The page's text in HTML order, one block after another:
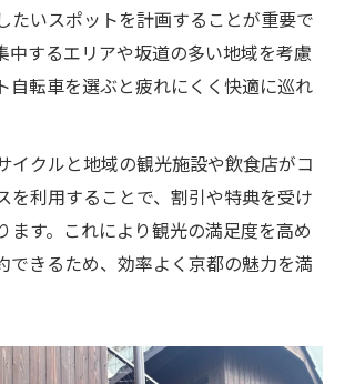
たいスポットを計画することが重要で
中するエリアや坂道の多い地域を考慮
自転車を選ぶと疲れにくく快適に巡れ
イクルと地域の観光施設や飲食店がコ
を利用することで、割引や特典を受け
ます。これにより観光の満足度を高め
できるため、効率よく京都の魅力を満